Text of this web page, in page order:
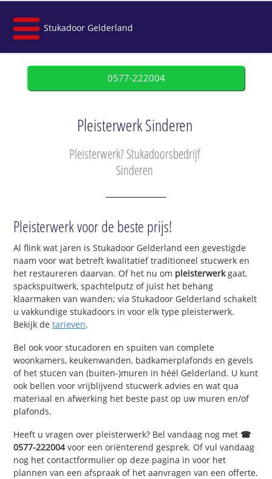
Stukadoor Gelderland
0577-222004
Pleisterwerk Sinderen
Pleisterwerk? Stukadoorsbedrijf
Sinderen
Pleisterwerk voor de beste prijs!
Al flink wat jaren is Stukadoor Gelderland een gevestigde
naam voor wat betreft kwalitatief traditioneel stucwerk en
het restaureren daarvan. Of het nu om pleisterwerkgaat,
spackspuitwerk, spachtelputz of juist het behang
klaarmaken van wanden; via Stukadoor Gelderland schakelt
u vakkundige stukadoors in voor elk type pleisterwerk.
Bekijk detarieven.
Bel ook voor stucadoren en spuiten van complete
woonkamers, keukenwanden, badkamerplafonds en gevels
of het stucen van (buiten-)muren in héél Gelderland. U kunt
ook bellen voor vrijblijvend stucwerk advies en wat qua
materiaal en afwerking het beste past op uw muren en/of
plafonds.
Heeft u vragen over pleisterwerk? Bel vandaag nog met ☎
0577-222004voor een oriënterend gesprek. Of vul vandaag
nog het contactformulier op deze pagina in voor het
plannen van een afspraak of het aanvragen van een offerte.